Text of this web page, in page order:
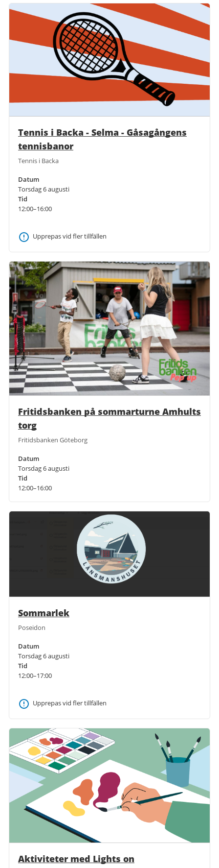
Tennis i Backa - Selma - Gåsagångens
tennisbanor
Tennis i Backa
Datum
Torsdag 6 augusti
Tid
12:00–16:00
Upprepas vid fler tillfällen
Fritidsbanken på sommarturne Amhults
torg
Fritidsbanken Göteborg
Datum
Torsdag 6 augusti
Tid
12:00–16:00
Sommarlek
Poseidon
Datum
Torsdag 6 augusti
Tid
12:00–17:00
Upprepas vid fler tillfällen
Aktiviteter med Lights on